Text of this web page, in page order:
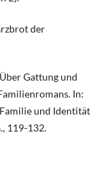
der
Gattung und
In:
Familie und Identität
119-132.